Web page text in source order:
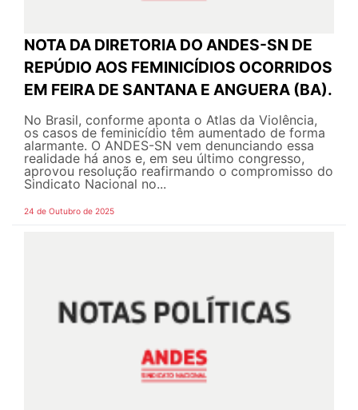
NOTA DA DIRETORIA DO ANDES-SN DE
REPÚDIO AOS FEMINICÍDIOS OCORRIDOS
EM FEIRA DE SANTANA E ANGUERA (BA).
No Brasil, conforme aponta o Atlas da Violência,
os casos de feminicídio têm aumentado de forma
alarmante. O ANDES-SN vem denunciando essa
realidade há anos e, em seu último congresso,
aprovou resolução reafirmando o compromisso do
Sindicato Nacional no...
24 de Outubro de 2025